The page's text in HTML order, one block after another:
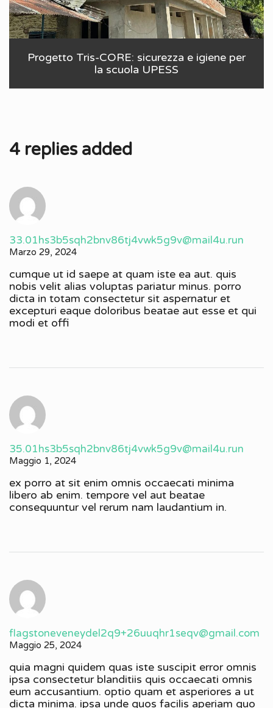
Progetto Tris-CORE: sicurezza e igiene per
la scuola UPESS
4 replies added
33.01hs3b5sqh2bnv86tj4vwk5g9v@mail4u.run
Marzo 29, 2024
cumque ut id saepe at quam iste ea aut. quis
nobis velit alias voluptas pariatur minus. porro
dicta in totam consectetur sit aspernatur et
excepturi eaque doloribus beatae aut esse et qui
modi et offi
35.01hs3b5sqh2bnv86tj4vwk5g9v@mail4u.run
Maggio 1, 2024
ex porro at sit enim omnis occaecati minima
libero ab enim. tempore vel aut beatae
consequuntur vel rerum nam laudantium in.
flagstoneveneydel2q9+26uuqhr1seqv@gmail.com
Maggio 25, 2024
quia magni quidem quas iste suscipit error omnis
ipsa consectetur blanditiis quis occaecati omnis
eum accusantium. optio quam et asperiores a ut
dicta minima. ipsa unde quos facilis aperiam quo